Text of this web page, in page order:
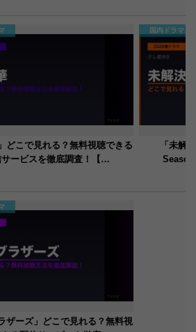
どこで見れる？無料視聴できる
サービスを徹底調査！【…
国内ドラマ
「未解
ザーズ」どこで見れる？無料視